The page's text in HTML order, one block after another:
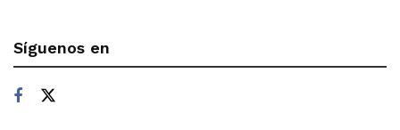
Síguenos en